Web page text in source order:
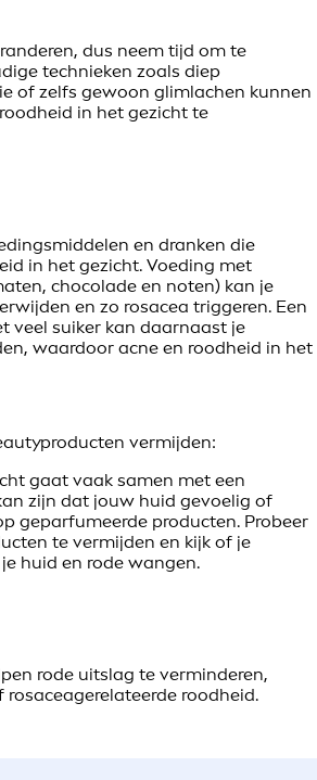
dus neem tijd om te
technieken zoals diep
of zelfs gewoon glimlachen kunnen
in het gezicht te
en dranken die
in het gezicht. Voeding met
chocolade en noten) kan je
en zo rosacea triggeren. Een
veel suiker kan daarnaast je
waardoor acne en roodheid in het
vermijden:
gaat vaak samen met een
zijn dat jouw huid gevoelig of
geparfumeerde producten. Probeer
te vermijden en kijk of je
huid en rode wangen.
rode uitslag te verminderen,
roodheid.